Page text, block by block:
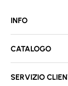
INFO
CATALOGO
SERVIZIO